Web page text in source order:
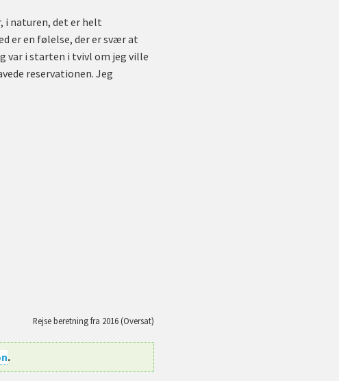
i naturen, det er helt
er en følelse, der er svær at
var i starten i tvivl om jeg ville
reservationen. Jeg
Rejse beretning fra 2016 (Oversat)
.